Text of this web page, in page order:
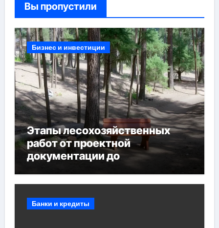
Вы пропустили
Бизнес и инвестиции
Этапы лесохозяйственных
работ от проектной
документации до
мероприятий и обустройства
Банки и кредиты